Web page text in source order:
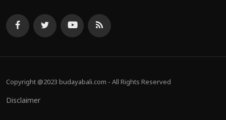
Copyright @2023 budayabali.com - All Rights Reserved
Disclaimer